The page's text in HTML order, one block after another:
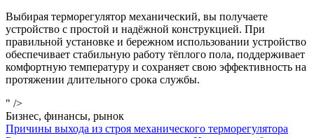
Выбирая терморегулятор механический, вы получаете
устройство с простой и надёжной конструкцией. При
правильной установке и бережном использовании устройство
обеспечивает стабильную работу тёплого пола, поддерживает
комфортную температуру и сохраняет свою эффективность на
протяжении длительного срока службы.
" />
Бизнес, финансы, рынок
Причины выхода из строя механического терморегулятора